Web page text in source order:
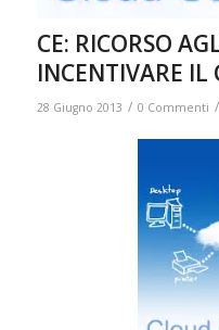
CE: RICORSO
INCENTIVARE
28 Giugno 2013 / 0 Commenti /